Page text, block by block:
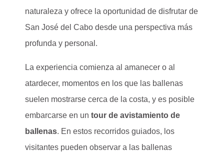
naturaleza y ofrece la oportunidad de disfrutar de
San José del Cabo desde una perspectiva más
profunda y personal.
La experiencia comienza al amanecer o al
atardecer, momentos en los que las ballenas
suelen mostrarse cerca de la costa, y es posible
embarcarse en un tour de avistamiento de
ballenas. En estos recorridos guiados, los
visitantes pueden observar a las ballenas